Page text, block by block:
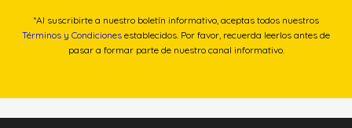
*Al suscribirte a nuestro boletín informativo, aceptas todos nuestros
Términos y Condiciones establecidos. Por favor, recuerda leerlos antes de
pasar a formar parte de nuestro canal informativo.